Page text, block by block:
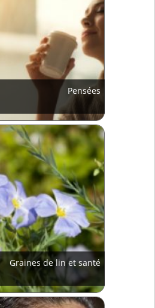
Pensées
Graines de lin et santé